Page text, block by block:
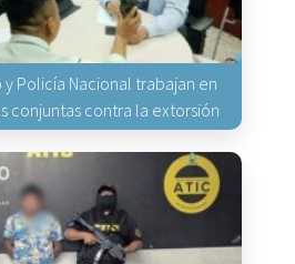
Policía Nacional trabajan en
conjuntas contra la extorsión